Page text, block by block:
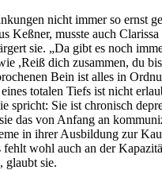
nicht immer so ernst
Keßner, musste auch Clarissa
sie. „Da gibt es noch
,Reiß dich zusammen, du
Bein ist alles in
totalen Tiefs ist nicht
spricht: Sie ist chronisch
das von Anfang an
in ihrer Ausbildung zur
fehlt wohl auch an der
glaubt sie.